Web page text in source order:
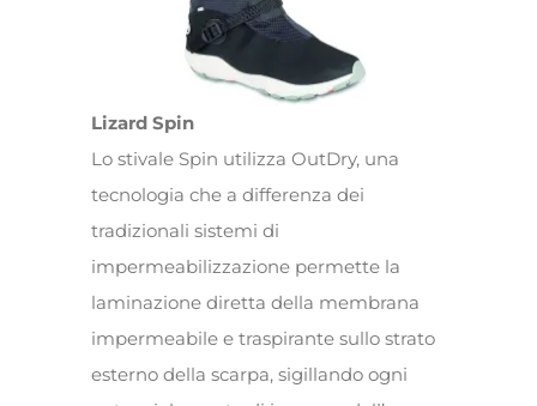
Lizard Spin
Lo stivale Spin utilizza OutDry, una
tecnologia che a differenza dei
tradizionali sistemi di
impermeabilizzazione permette la
laminazione diretta della membrana
impermeabile e traspirante sullo strato
esterno della scarpa, sigillando ogni